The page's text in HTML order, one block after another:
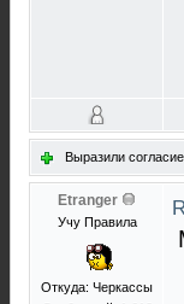
Выразили
Etranger
Учу Правила
Откуда: Черкассы